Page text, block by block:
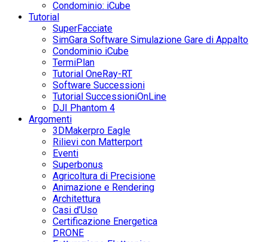
Condominio: iCube
Tutorial
SuperFacciate
SimGara Software Simulazione Gare di Appalto
Condominio iCube
TermiPlan
Tutorial OneRay-RT
Software Successioni
Tutorial SuccessioniOnLine
DJI Phantom 4
Argomenti
3DMakerpro Eagle
Rilievi con Matterport
Eventi
Superbonus
Agricoltura di Precisione
Animazione e Rendering
Architettura
Casi d’Uso
Certificazione Energetica
DRONE